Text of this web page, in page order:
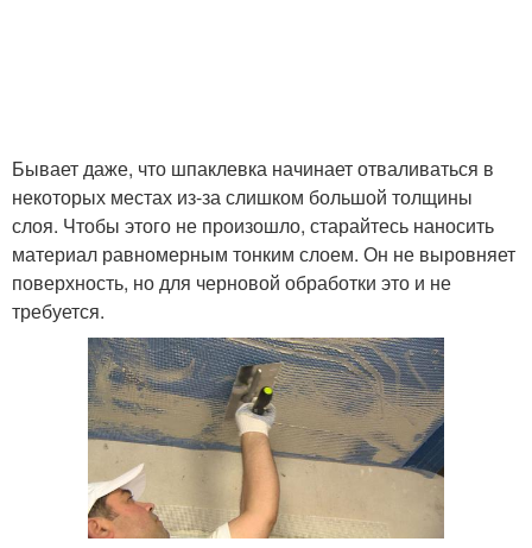
Бывает даже, что шпаклевка начинает отваливаться в
некоторых местах из-за слишком большой толщины
слоя. Чтобы этого не произошло, старайтесь наносить
материал равномерным тонким слоем. Он не выровняет
поверхность, но для черновой обработки это и не
требуется.